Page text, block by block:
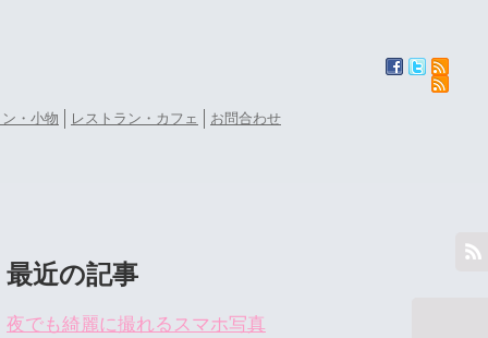
・小物 レストラン・カフェ お問合わせ
最近の記事
夜でも綺麗に撮れるスマホ写真